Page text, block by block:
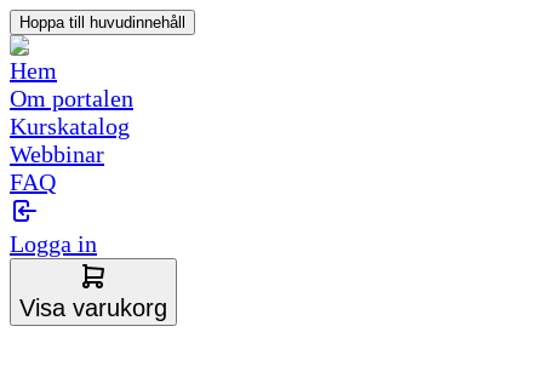
Hoppa till huvudinnehåll
Hem
Om portalen
Kurskatalog
Webbinar
FAQ
Logga in
Visa varukorg